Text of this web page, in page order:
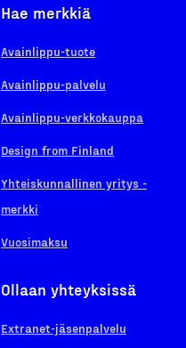
Hae merkkiä
Avainlippu-tuote
Avainlippu-palvelu
Avainlippu-verkkokauppa
Design from Finland
Yhteiskunnallinen yritys -
merkki
Vuosimaksu
Ollaan yhteyksissä
Extranet-jäsenpalvelu